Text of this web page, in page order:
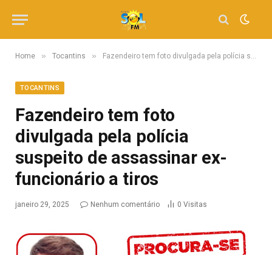
Home » Tocantins » Fazendeiro tem foto divulgada pela polícia suspeito de assassinar ex-funcionário a tiros
TOCANTINS
Fazendeiro tem foto
divulgada pela polícia
suspeito de assassinar ex-
funcionário a tiros
janeiro 29, 2025 Nenhum comentário 0 Visitas